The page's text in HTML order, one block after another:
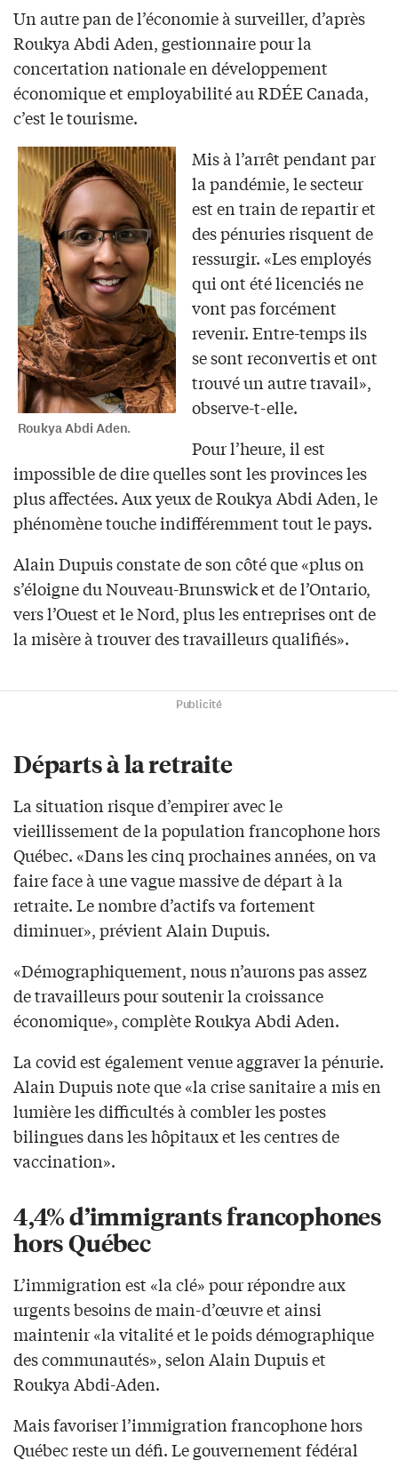
Un autre pan de l’économie à surveiller, d’après
Roukya Abdi Aden, gestionnaire pour la
concertation nationale en développement
économique et employabilité au RDÉE Canada,
c’est le tourisme.
Roukya Abdi Aden.
Mis à l’arrêt pendant par
la pandémie, le secteur
est en train de repartir et
des pénuries risquent de
ressurgir. «Les employés
qui ont été licenciés ne
vont pas forcément
revenir. Entre-temps ils
se sont reconvertis et ont
trouvé un autre travail»,
observe-t-elle.
Pour l’heure, il est
impossible de dire quelles sont les provinces les
plus affectées. Aux yeux de Roukya Abdi Aden, le
phénomène touche indifféremment tout le pays.
Alain Dupuis constate de son côté que «plus on
s’éloigne du Nouveau-Brunswick et de l’Ontario,
vers l’Ouest et le Nord, plus les entreprises ont de
la misère à trouver des travailleurs qualifiés».
Publicité
Départs à la retraite
La situation risque d’empirer avec le
vieillissement de la population francophone hors
Québec. «Dans les cinq prochaines années, on va
faire face à une vague massive de départ à la
retraite. Le nombre d’actifs va fortement
diminuer», prévient Alain Dupuis.
«Démographiquement, nous n’aurons pas assez
de travailleurs pour soutenir la croissance
économique», complète Roukya Abdi Aden.
La covid est également venue aggraver la pénurie.
Alain Dupuis note que «la crise sanitaire a mis en
lumière les difficultés à combler les postes
bilingues dans les hôpitaux et les centres de
vaccination».
4,4% d’immigrants francophones
hors Québec
L’immigration est «la clé» pour répondre aux
urgents besoins de main-d’œuvre et ainsi
maintenir «la vitalité et le poids démographique
des communautés», selon Alain Dupuis et
Roukya Abdi-Aden.
Mais favoriser l’immigration francophone hors
Québec reste un défi. Le gouvernement fédéral